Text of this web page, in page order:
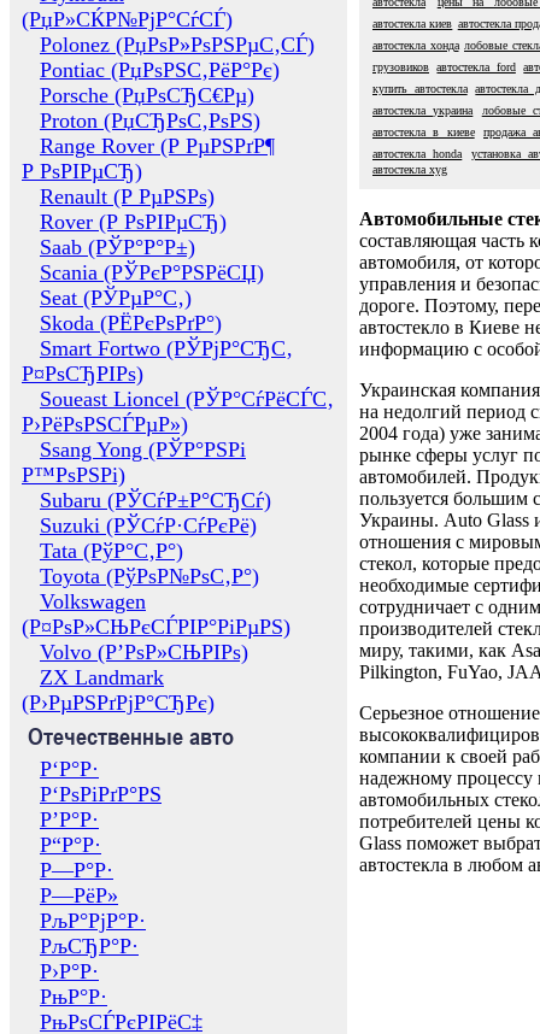
(РџР»СЌР№РјР°СѓСЃ)
Polonez (РџРѕР»РѕРЅРµС‚СЃ)
Pontiac (РџРѕРЅС‚РёР°Рє)
Porsche (РџРѕСЂС€Рµ)
Proton (РџСЂРѕС‚РѕРЅ)
Range Rover (Р РµРЅРґР¶
Р РѕРІРµСЂ)
Renault (Р РµРЅРѕ)
Rover (Р РѕРІРµСЂ)
Saab (РЎР°Р°Р±)
Scania (РЎРєР°РЅРёСЏ)
Seat (РЎРµР°С‚)
Skoda (РЁРєРѕРґР°)
Smart Fortwo (РЎРјР°СЂС‚
Р¤РѕСЂРІРѕ)
Soueast Lioncel (РЎР°СѓРёСЃС‚
Р›РёРѕРЅСЃРµР»)
Ssang Yong (РЎР°РЅРі
Р™РѕРЅРі)
Subaru (РЎСѓР±Р°СЂСѓ)
Suzuki (РЎСѓР·СѓРєРё)
Tata (РўР°С‚Р°)
Toyota (РўРѕР№РѕС‚Р°)
Volkswagen
(Р¤РѕР»СЊРєСЃРІР°РіРµРЅ)
Volvo (Р’РѕР»СЊРІРѕ)
ZX Landmark
(Р›РµРЅРґРјР°СЂРє)
Отечественные авто
Р‘Р°Р·
Р‘РѕРіРґР°РЅ
Р’Р°Р·
Р“Р°Р·
Р—Р°Р·
Р—РёР»
РљР°РјР°Р·
РљСЂР°Р·
Р›Р°Р·
РњР°Р·
РњРѕСЃРєРІРёС‡
автостекла киев автостекла
автостекла хонда лобовые
грузовиков автостекла ford
купить автостекла
автостекла
автостекла украина
лобовые
автостекла в киеве
продажа
автостекла honda
установка
автостекла xyg
Автомобильные
составляющая часть
автомобиля, от
управления и
дороге. Поэтому,
автостекло в Киеве
информацию с
Украинская
на недолгий период
2004 года) уже
рынке сферы услуг
автомобилей.
пользуется большим
Украины. Auto Glass
отношения с
стекол, которые
необходимые
сотрудничает с
производителей
миру, такими, как
Pilkington, FuYao,
Серьезное отношение
компании к своей
надежному процессу
автомобильных
потребителей цены
Glass поможет
автостекла в любом